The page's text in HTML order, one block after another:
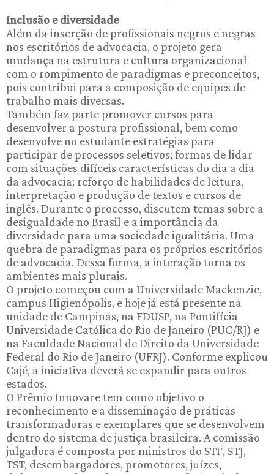
Inclusão e diversidade
Além da inserção de profissionais negros e negras
nos escritórios de advocacia, o projeto gera
mudança na estrutura e cultura organizacional
com o rompimento de paradigmas e preconceitos,
pois contribui para a composição de equipes de
trabalho mais diversas.
Também faz parte promover cursos para
desenvolver a postura profissional, bem como
desenvolve no estudante estratégias para
participar de processos seletivos; formas de lidar
com situações difíceis características do dia a dia
da advocacia; reforço de habilidades de leitura,
interpretação e produção de textos e cursos de
inglês. Durante o processo, discutem temas sobre a
desigualdade no Brasil e a importância da
diversidade para uma sociedade igualitária. Uma
quebra de paradigmas para os próprios escritórios
de advocacia. Dessa forma, a interação torna os
ambientes mais plurais.
O projeto começou com a Universidade Mackenzie,
campus Higienópolis, e hoje já está presente na
unidade de Campinas, na FDUSP, na Pontifícia
Universidade Católica do Rio de Janeiro (PUC/RJ) e
na Faculdade Nacional de Direito da Universidade
Federal do Rio de Janeiro (UFRJ). Conforme explicou
Cajé, a iniciativa deverá se expandir para outros
estados.
O Prêmio Innovare tem como objetivo o
reconhecimento e a disseminação de práticas
transformadoras e exemplares que se desenvolvem
dentro do sistema de justiça brasileira. A comissão
julgadora é composta por ministros do STF, STJ,
TST, desembargadores, promotores, juízes,